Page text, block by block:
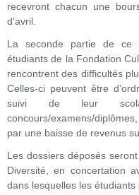
recevront chacun une
d’avril.
La seconde partie de ce
étudiants de la Fondation
rencontrent des difficultés
Celles-ci peuvent être
suivi de leur
concours/examens/
par une baisse de revenus
Les dossiers déposés
Diversité, en concertation
dans lesquelles les étudiants